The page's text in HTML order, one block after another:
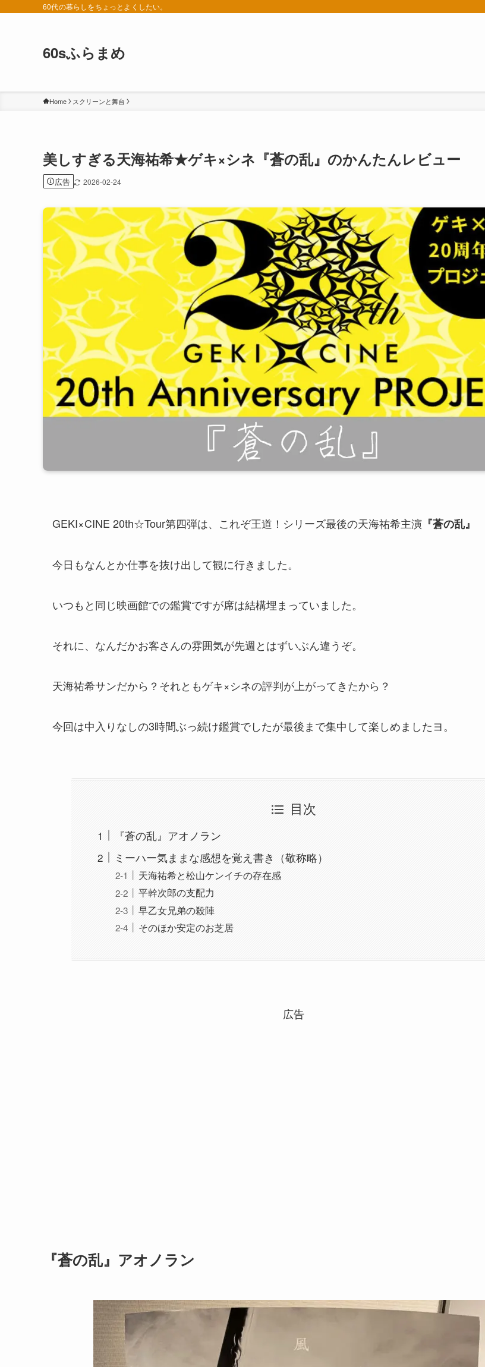
60代の暮らしをちょっとよくしたい。
60sふらまめ
Home スクリーンと舞台
美しすぎる天海祐希★ゲキ×シネ『蒼の乱』のかんたんレビュー
広告 2026-02-24
GEKI×CINE 20th☆Tour第四弾は、これぞ王道！シリーズ最後の天海祐希主演 『蒼の乱』
今日もなんとか仕事を抜け出して観に行きました。
いつもと同じ映画館での鑑賞ですが席は結構埋まっていました。
それに、なんだかお客さんの雰囲気が先週とはずいぶん違うぞ。
天海祐希サンだから？それともゲキ×シネの評判が上がってきたから？
今回は中入りなしの3時間ぶっ続け鑑賞でしたが最後まで集中して楽しめましたヨ。
目次
『蒼の乱』アオノラン
ミーハー気ままな感想を覚え書き（敬称略）
天海祐希と松山ケンイチの存在感
平幹次郎の支配力
早乙女兄弟の殺陣
そのほか安定のお芝居
広告
『蒼の乱』アオノラン